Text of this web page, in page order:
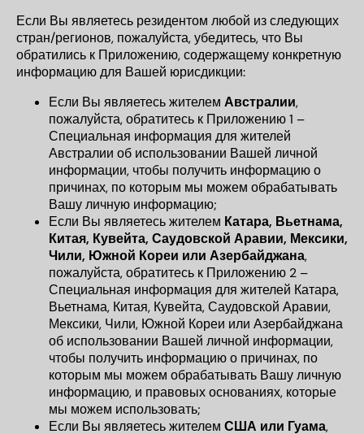
Если Вы являетесь резидентом любой из следующих
стран/регионов, пожалуйста, убедитесь, что Вы
обратились к Приложению, содержащему конкретную
информацию для Вашей юрисдикции:
Если Вы являетесь жителем Австралии,
пожалуйста, обратитесь к Приложению 1 –
Специальная информация для жителей
Австралии об использовании Вашей личной
информации, чтобы получить информацию о
причинах, по которым мы можем обрабатывать
Вашу личную информацию;
Если Вы являетесь жителем Катара, Вьетнама,
Китая, Кувейта, Саудовской Аравии, Мексики,
Чили, Южной Кореи или Азербайджана,
пожалуйста, обратитесь к Приложению 2 –
Специальная информация для жителей Катара,
Вьетнама, Китая, Кувейта, Саудовской Аравии,
Мексики, Чили, Южной Кореи или Азербайджана
об использовании Вашей личной информации,
чтобы получить информацию о причинах, по
которым мы можем обрабатывать Вашу личную
информацию, и правовых основаниях, которые
мы можем использовать;
Если Вы являетесь жителем США или Гуама,